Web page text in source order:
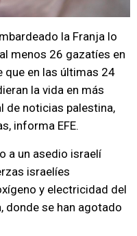
la Franja lo
menos 26 gazatíes en
que en las últimas 24
la vida en más
de noticias palestina,
informa EFE.
a un asedio israelí
israelíes
y electricidad del
donde se han agotado